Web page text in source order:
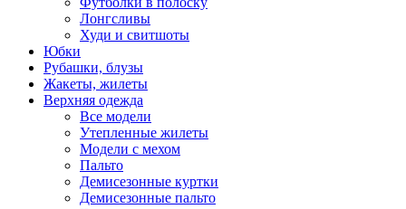
Лонгсливы
Худи и свитшоты
Юбки
Рубашки, блузы
Жакеты, жилеты
Верхняя одежда
Все модели
Утепленные жилеты
Модели с мехом
Пальто
Демисезонные куртки
Демисезонные пальто